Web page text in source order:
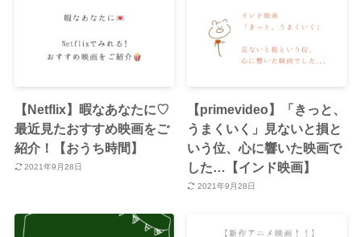
【Netflix】暇なあなたに♡
最近見たおすすめ映画をご
紹介！【おうち時間】
2021年9月28日
【primevideo】「きっと、
うまくいく」見ないと損と
いう位、心に響いた映画で
した…【インド映画】
2021年9月28日